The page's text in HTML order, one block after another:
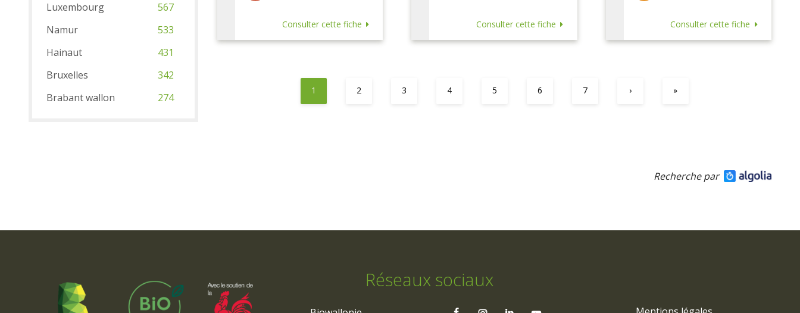
Consulter cette fiche Consulter cette fiche Consulter cette fiche
1 2 3 4 5 6 7 › »
Luxembourg
567
Namur
533
Hainaut
431
Bruxelles
342
Brabant wallon
274
Recherche par
Réseaux sociaux